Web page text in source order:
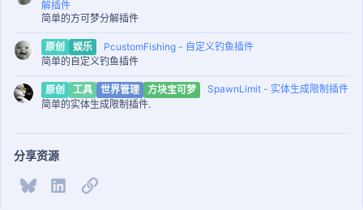
解插件
简单的方可梦分解插件
原创 娱乐
PcustomFishing - 自定义钓鱼插件
简单的自定义钓鱼插件
原创 工具 世界管理 方块宝可梦
SpawnLimit - 实体生成限制插件
简单的实体生成限制插件.
分享资源
Bluesky LinkedIn链接